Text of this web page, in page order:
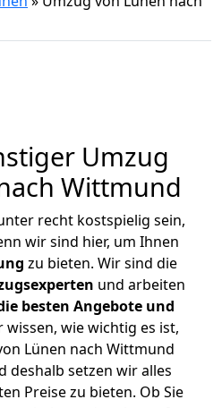
Umzug
Wittmund
recht kostspielig sein,
wir sind hier, um Ihnen
zu bieten. Wir sind die
und arbeiten
besten Angebote und
wissen, wie wichtig es ist,
Lünen nach Wittmund
deshalb setzen wir alles
Preise zu bieten. Ob Sie